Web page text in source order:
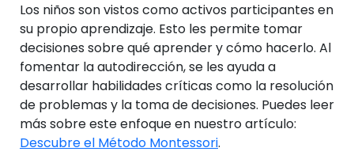
Los niños son vistos como activos participantes en
su propio aprendizaje. Esto les permite tomar
decisiones sobre qué aprender y cómo hacerlo. Al
fomentar la autodirección, se les ayuda a
desarrollar habilidades críticas como la resolución
de problemas y la toma de decisiones. Puedes leer
más sobre este enfoque en nuestro artículo:
Descubre el Método Montessori.